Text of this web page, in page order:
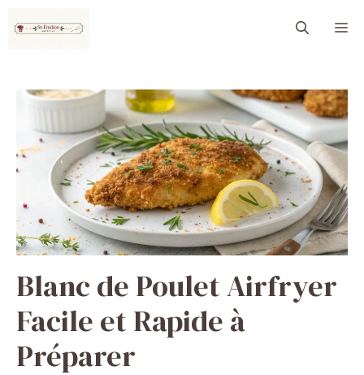
Blanc de Poulet Airfryer
Facile et Rapide à
Préparer